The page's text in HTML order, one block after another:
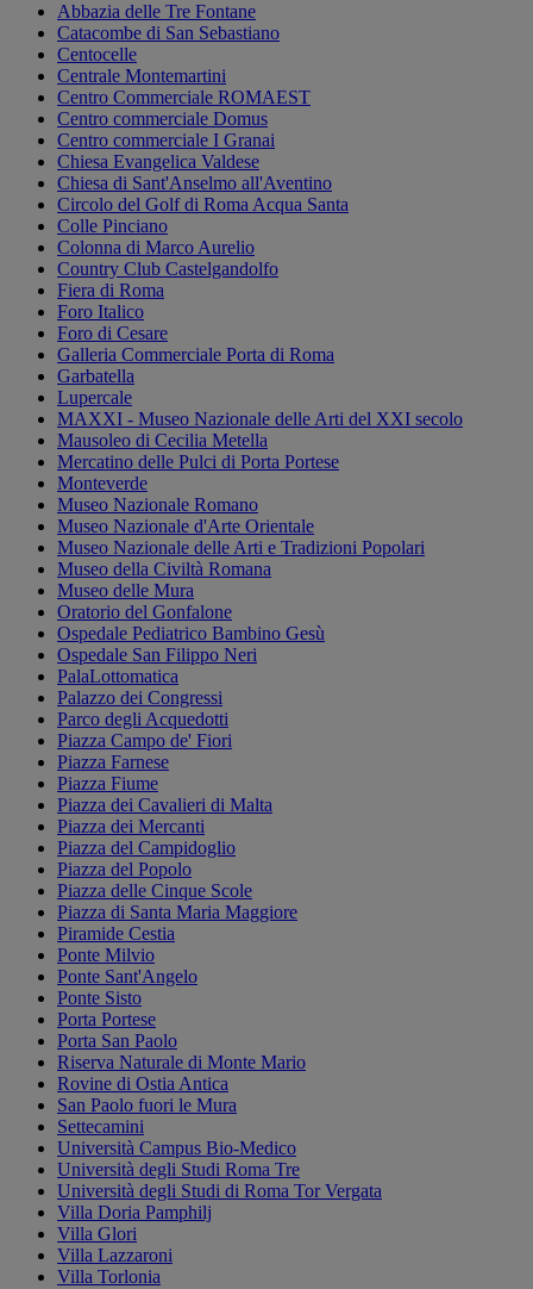
Abbazia delle Tre Fontane
Catacombe di San Sebastiano
Centocelle
Centrale Montemartini
Centro Commerciale ROMAEST
Centro commerciale Domus
Centro commerciale I Granai
Chiesa Evangelica Valdese
Chiesa di Sant'Anselmo all'Aventino
Circolo del Golf di Roma Acqua Santa
Colle Pinciano
Colonna di Marco Aurelio
Country Club Castelgandolfo
Fiera di Roma
Foro Italico
Foro di Cesare
Galleria Commerciale Porta di Roma
Garbatella
Lupercale
MAXXI - Museo Nazionale delle Arti del XXI secolo
Mausoleo di Cecilia Metella
Mercatino delle Pulci di Porta Portese
Monteverde
Museo Nazionale Romano
Museo Nazionale d'Arte Orientale
Museo Nazionale delle Arti e Tradizioni Popolari
Museo della Civiltà Romana
Museo delle Mura
Oratorio del Gonfalone
Ospedale Pediatrico Bambino Gesù
Ospedale San Filippo Neri
PalaLottomatica
Palazzo dei Congressi
Parco degli Acquedotti
Piazza Campo de' Fiori
Piazza Farnese
Piazza Fiume
Piazza dei Cavalieri di Malta
Piazza dei Mercanti
Piazza del Campidoglio
Piazza del Popolo
Piazza delle Cinque Scole
Piazza di Santa Maria Maggiore
Piramide Cestia
Ponte Milvio
Ponte Sant'Angelo
Ponte Sisto
Porta Portese
Porta San Paolo
Riserva Naturale di Monte Mario
Rovine di Ostia Antica
San Paolo fuori le Mura
Settecamini
Università Campus Bio-Medico
Università degli Studi Roma Tre
Università degli Studi di Roma Tor Vergata
Villa Doria Pamphilj
Villa Glori
Villa Lazzaroni
Villa Torlonia